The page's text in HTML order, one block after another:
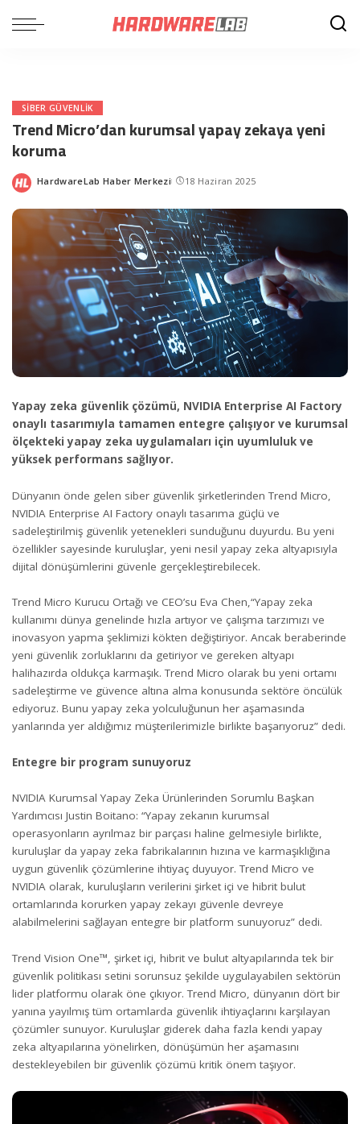
SIBER GÜVENLIK
Trend Micro’dan kurumsal yapay zekaya yeni
koruma
Posted
HardwareLab Haber Merkezi 18 Haziran 2025
Yapay zeka güvenlik çözümü, NVIDIA Enterprise AI Factory
onaylı tasarımıyla tamamen entegre çalışıyor ve kurumsal
ölçekteki yapay zeka uygulamaları için uyumluluk ve
yüksek performans sağlıyor.
Dünyanın önde gelen siber güvenlik şirketlerinden Trend Micro,
NVIDIA Enterprise AI Factory onaylı tasarıma güçlü ve
sadeleştirilmiş güvenlik yetenekleri sunduğunu duyurdu. Bu yeni
özellikler sayesinde kuruluşlar, yeni nesil yapay zeka altyapısıyla
dijital dönüşümlerini güvenle gerçekleştirebilecek.
Trend Micro Kurucu Ortağı ve CEO’su Eva Chen,“Yapay zeka
kullanımı dünya genelinde hızla artıyor ve çalışma tarzımızı ve
inovasyon yapma şeklimizi kökten değiştiriyor. Ancak beraberinde
yeni güvenlik zorluklarını da getiriyor ve gereken altyapı
halihazırda oldukça karmaşık. Trend Micro olarak bu yeni ortamı
sadeleştirme ve güvence altına alma konusunda sektöre öncülük
ediyoruz. Bunu yapay zeka yolculuğunun her aşamasında
yanlarında yer aldığımız müşterilerimizle birlikte başarıyoruz” dedi.
Entegre bir program sunuyoruz
NVIDIA Kurumsal Yapay Zeka Ürünlerinden Sorumlu Başkan
Yardımcısı Justin Boitano: “Yapay zekanın kurumsal
operasyonların ayrılmaz bir parçası haline gelmesiyle birlikte,
kuruluşlar da yapay zeka fabrikalarının hızına ve karmaşıklığına
uygun güvenlik çözümlerine ihtiyaç duyuyor. Trend Micro ve
NVIDIA olarak, kuruluşların verilerini şirket içi ve hibrit bulut
ortamlarında korurken yapay zekayı güvenle devreye
alabilmelerini sağlayan entegre bir platform sunuyoruz” dedi.
Trend Vision One™, şirket içi, hibrit ve bulut altyapılarında tek bir
güvenlik politikası setini sorunsuz şekilde uygulayabilen sektörün
lider platformu olarak öne çıkıyor. Trend Micro, dünyanın dört bir
yanına yayılmış tüm ortamlarda güvenlik ihtiyaçlarını karşılayan
çözümler sunuyor. Kuruluşlar giderek daha fazla kendi yapay
zeka altyapılarına yönelirken, dönüşümün her aşamasını
destekleyebilen bir güvenlik çözümü kritik önem taşıyor.